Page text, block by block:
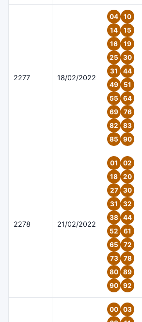
2277 18/02/2022
04
10
14
15
16
19
25
30
31
44
49
51
55
64
69
76
82
83
85
90
2278 21/02/2022
01
02
18
20
27
30
31
32
38
44
52
61
65
72
73
78
80
89
90
92
00
03